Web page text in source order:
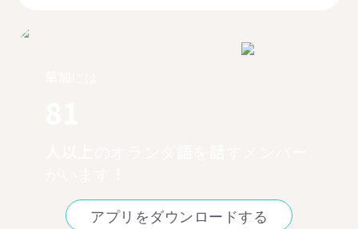
アプリをダウンロードする